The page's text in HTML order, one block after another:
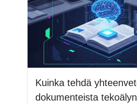
Kuinka tehdä
dokumenteista